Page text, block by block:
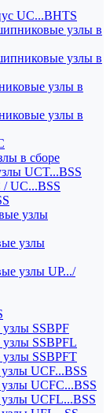
UC...BHTS
узлы в
узлы в
узлы в
узлы в
в сборе
UCT...BSS
UC...BSS
узлы
узлы
узлы UP.../
SSBPF
SSBPFL
SSBPFT
UCF...BSS
UCFC...BSS
UCFL...BSS